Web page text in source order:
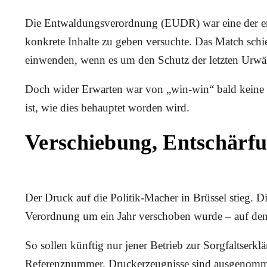
Die Entwaldungsverordnung (EUDR) war eine der
konkrete Inhalte zu geben versuchte. Das Match
einwenden, wenn es um den Schutz der letzten
Doch wider Erwarten war von „win-win“ bald keine
ist, wie dies behauptet worden wird.
Verschiebung,
Der Druck auf die Politik-Macher in Brüssel stieg.
Verordnung um ein Jahr verschoben wurde – auf
So sollen künftig nur jener Betrieb zur
Referenznummer. Druckerzeugnisse sind